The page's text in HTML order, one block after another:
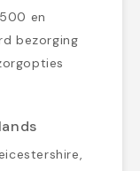
en
bezorging